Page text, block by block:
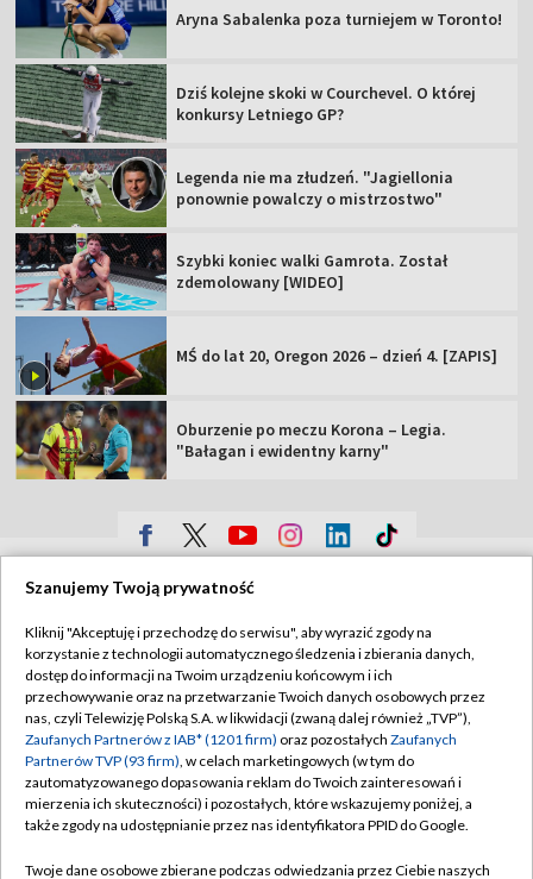
Aryna Sabalenka poza turniejem w Toronto!
Dziś kolejne skoki w Courchevel. O której
konkursy Letniego GP?
Legenda nie ma złudzeń. "Jagiellonia
ponownie powalczy o mistrzostwo"
Szybki koniec walki Gamrota. Został
zdemolowany [WIDEO]
MŚ do lat 20, Oregon 2026 – dzień 4. [ZAPIS]
Oburzenie po meczu Korona – Legia.
"Bałagan i ewidentny karny"
Sklep TVP
Biuro Reklamy
Oferta Handlowa
Telegazeta ogłoszenia
Emisja w TVP
Polityka prywatności
Moje zgody
Biuro reklamy
Kontakt
Szanujemy Twoją prywatność
Kliknij "Akceptuję i przechodzę do serwisu", aby wyrazić zgody na
korzystanie z technologii automatycznego śledzenia i zbierania danych,
dostęp do informacji na Twoim urządzeniu końcowym i ich
przechowywanie oraz na przetwarzanie Twoich danych osobowych przez
nas, czyli Telewizję Polską S.A. w likwidacji (zwaną dalej również „TVP”),
Zaufanych Partnerów z IAB* (1201 firm) oraz pozostałych Zaufanych
Partnerów TVP (93 firm), w celach marketingowych (w tym do
zautomatyzowanego dopasowania reklam do Twoich zainteresowań i
mierzenia ich skuteczności) i pozostałych, które wskazujemy poniżej, a
także zgody na udostępnianie przez nas identyfikatora PPID do Google.
Twoje dane osobowe zbierane podczas odwiedzania przez Ciebie naszych